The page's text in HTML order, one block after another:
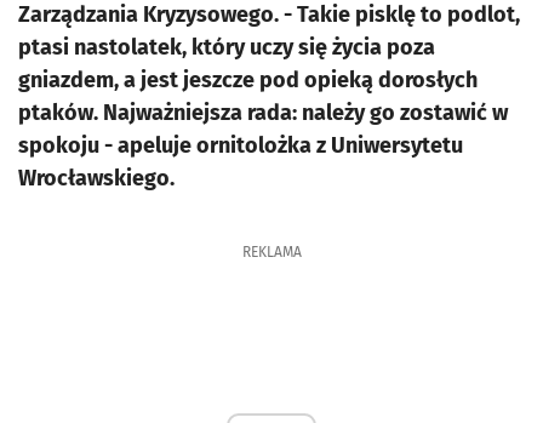
Zarządzania Kryzysowego. - Takie pisklę to podlot,
ptasi nastolatek, który uczy się życia poza
gniazdem, a jest jeszcze pod opieką dorosłych
ptaków. Najważniejsza rada: należy go zostawić w
spokoju - apeluje ornitolożka z Uniwersytetu
Wrocławskiego.
REKLAMA